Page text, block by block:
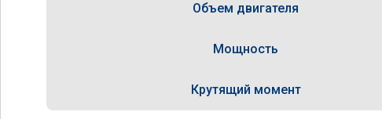
Объем двигателя
Мощность
Крутящий момент